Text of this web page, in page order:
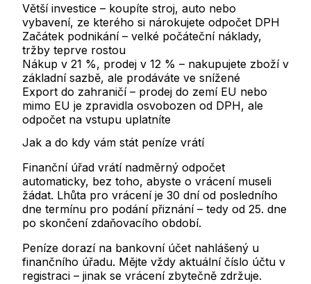
Větší investice – koupíte stroj, auto nebo
vybavení, ze kterého si nárokujete odpočet DPH
Začátek podnikání– velké počáteční náklady,
tržby teprve rostou
Nákup v 21 %, prodej v 12 % – nakupujete zboží v
základní sazbě, ale prodáváte ve snížené
Export do zahraničí– prodej do zemí EU nebo
mimo EU je zpravidla osvobozen od DPH, ale
odpočet na vstupu uplatníte
Jak a do kdy vám stát peníze vrátí
Finanční úřad vrátí nadměrný odpočet
automaticky, bez toho, abyste o vrácení museli
žádat. Lhůta pro vrácení je 30 dní od posledního
dne termínu pro podání přiznání– tedy od 25. dne
po skončení zdaňovacího období.
Peníze dorazí na bankovní účet nahlášený u
finančního úřadu. Mějte vždy aktuální číslo účtu v
registraci – jinak se vrácení zbytečně zdržuje.